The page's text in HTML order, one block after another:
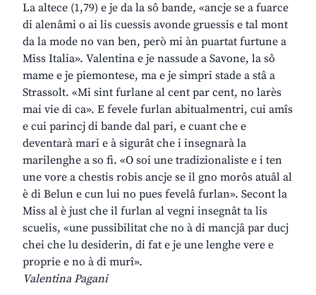
La altece (1,79) e je da la sô bande, «ancje se a fuarce
di alenâmi o ai lis cuessis avonde gruessis e tal mont
da la mode no van ben, però mi àn puartat furtune a
Miss Italia». Valentina e je nassude a Savone, la sô
mame e je piemontese, ma e je simpri stade a stâ a
Strassolt. «Mi sint furlane al cent par cent, no larès
mai vie di ca». E fevele furlan abitualmentri, cui amîs
e cui parincj di bande dal pari, e cuant che e
deventarà mari e à sigurât che i insegnarà la
marilenghe a so fi. «O soi une tradizionaliste e i ten
une vore a chestis robis ancje se il gno morôs atuâl al
è di Belun e cun lui no pues fevelâ furlan». Secont la
Miss al è just che il furlan al vegni insegnât ta lis
scuelis, «une pussibilitat che no à di mancjâ par ducj
chei che lu desiderin, di fat e je une lenghe vere e
proprie e no à di murî».
Valentina Pagani